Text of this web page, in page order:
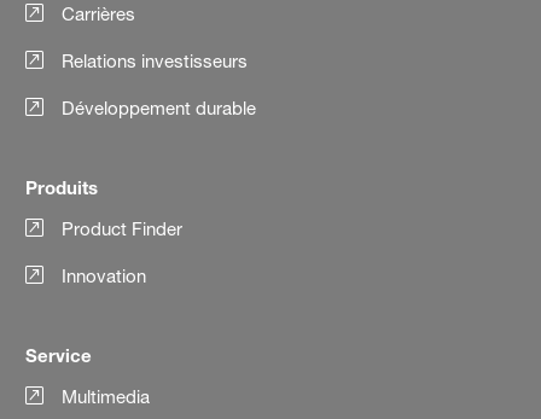
Carrières
Relations investisseurs
Développement durable
Produits
Product Finder
Innovation
Service
Multimedia